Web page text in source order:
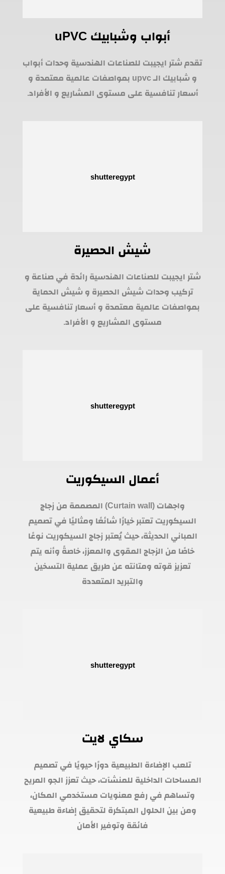
أبواب وشبابيك uPVC
تقدم شتر ايجيبت للصناعات الهندسية وحدات أبواب
و شبابيك الـ upvc بمواصفات عالمية معتمدة و
أسعار تنافسية على مستوى المشاريع و الأفراد.
شيش الحصيرة
شتر ايجيبت للصناعات الهندسية رائدة في صناعة و
تركيب وحدات شيش الحصيرة و شيش الحماية
بمواصفات عالمية معتمدة و أسعار تنافسية على
مستوى المشاريع و الأفراد.
أعمال السيكوريت
واجهات (Curtain wall) المصممة من زجاج
السيكوريت تعتبر خيارًا شائعًا ومثاليًا في تصميم
المباني الحديثة، حيث يُعتبر زجاج السيكوريت نوعًا
خاصًا من الزجاج المقوى والمعزز، خاصةً وأنه يتم
تعزيز قوته ومتانته عن طريق عملية التسخين
والتبريد المتعددة
سكاي لايت
تلعب الإضاءة الطبيعية دورًا حيويًا في تصميم
المساحات الداخلية للمنشآت، حيث تعزز الجو المريح
وتساهم في رفع معنويات مستخدمي المكان،
ومن بين الحلول المبتكرة لتحقيق إضاءة طبيعية
فائقة وتوفير الأمان